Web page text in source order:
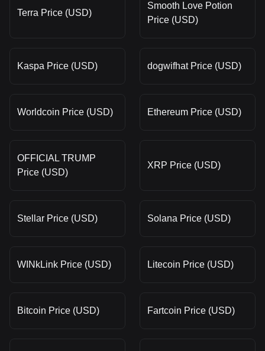
Terra Price (USD)
Smooth Love Potion
Price (USD)
Kaspa Price (USD) dogwifhat Price (USD)
Worldcoin Price (USD) Ethereum Price (USD)
OFFICIAL TRUMP
Price (USD)
XRP Price (USD)
Stellar Price (USD) Solana Price (USD)
WINkLink Price (USD) Litecoin Price (USD)
Bitcoin Price (USD) Fartcoin Price (USD)